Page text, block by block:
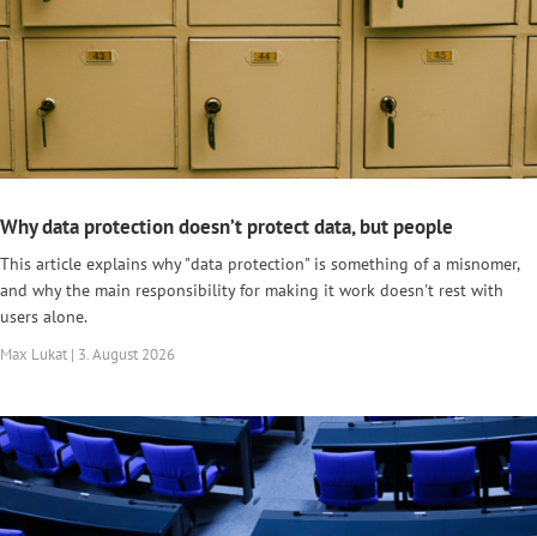
Why data protection doesn’t protect data, but people
This article explains why "data protection" is something of a misnomer,
and why the main responsibility for making it work doesn't rest with
users alone.
Max Lukat | 3. August 2026